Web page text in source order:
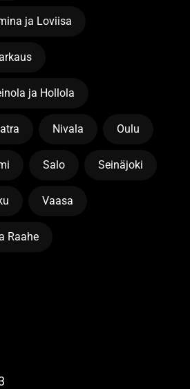
ja Loviisa
ja Hollola
Nivala Oulu
Salo Seinäjoki
Vaasa
Raahe